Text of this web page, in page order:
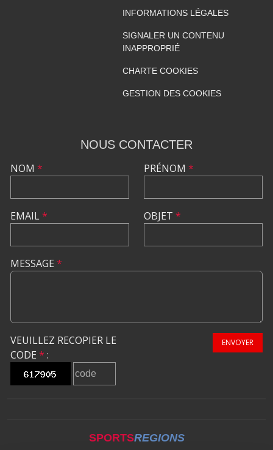
INFORMATIONS LÉGALES
SIGNALER UN CONTENU
INAPPROPRIÉ
CHARTE COOKIES
GESTION DES COOKIES
NOUS CONTACTER
NOM *
EMAIL*
PRÉNOM *
OBJET *
MESSAGE *
VEUILLEZ RECOPIER LE
CODE * :
ENVOYER
SPORTSREGIONS